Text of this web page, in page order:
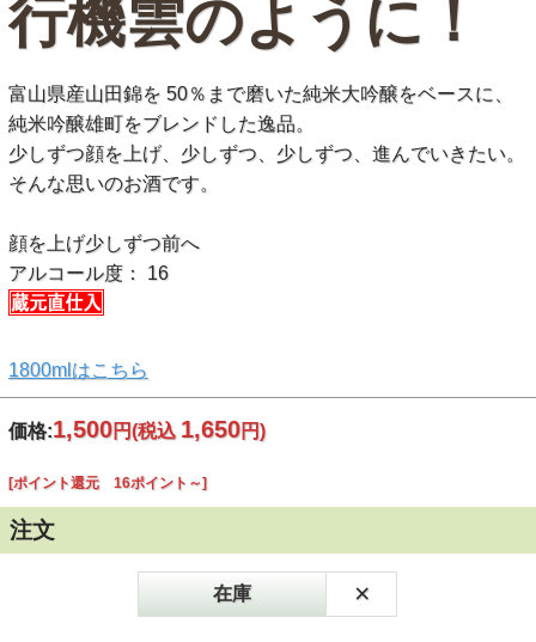
行機雲のように！
富山県産山田錦を 50％まで磨いた純米大吟醸をベースに、
純米吟醸雄町をブレンドした逸品。
少しずつ顔を上げ、少しずつ、少しずつ、進んでいきたい。
そんな思いのお酒です。
顔を上げ少しずつ前へ
アルコール度： 16
1800mlはこちら
価格:1,500円(税込 1,650円)
[ポイント還元 16ポイント～]
注文
在庫 ×